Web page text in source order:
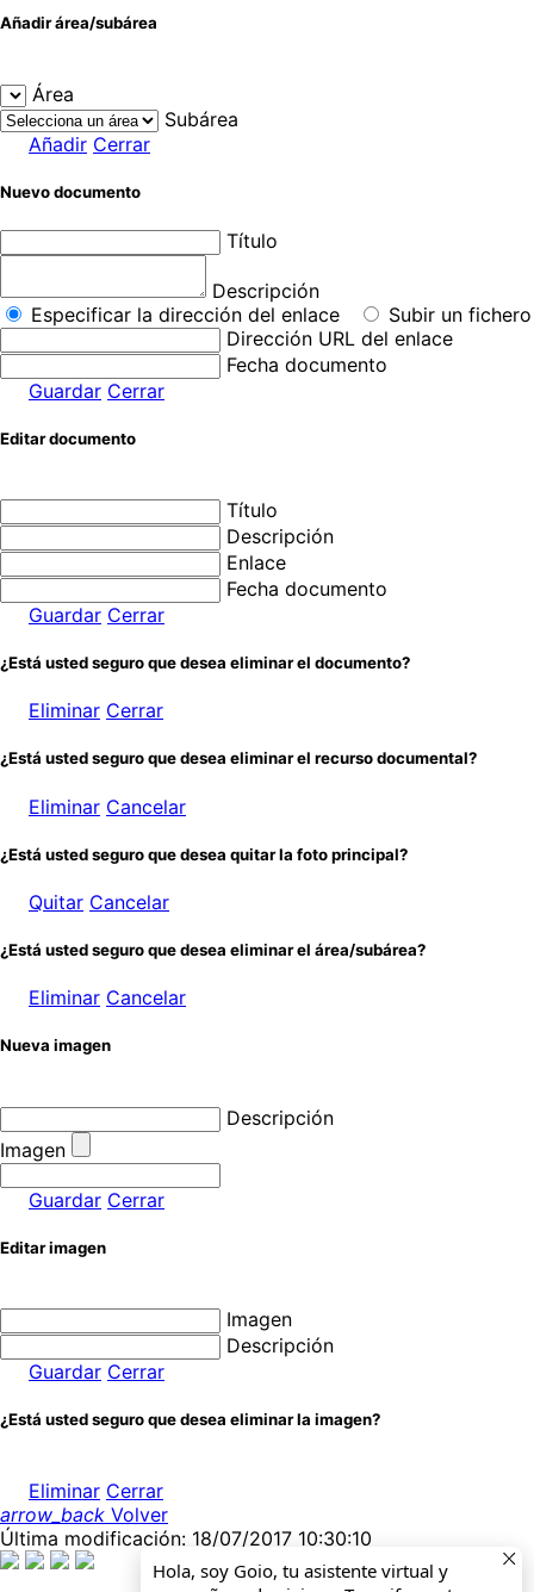
Hola, soy Goio, tu asistente virtual y
Añadir área/subárea
Área
Subárea
Añadir Cerrar
Nuevo documento
Título
Descripción
Especificar la dirección del enlace
Subir un fichero
Dirección URL del enlace
Fecha documento
Guardar Cerrar
Editar documento
Título
Descripción
Enlace
Fecha documento
Guardar Cerrar
¿Está usted seguro que desea eliminar el documento?
Eliminar Cerrar
¿Está usted seguro que desea eliminar el recurso documental?
Eliminar Cancelar
¿Está usted seguro que desea quitar la foto principal?
Quitar Cancelar
¿Está usted seguro que desea eliminar el área/subárea?
Eliminar Cancelar
Nueva imagen
Descripción
Imagen
Guardar Cerrar
Editar imagen
Imagen
Descripción
Guardar Cerrar
¿Está usted seguro que desea eliminar la imagen?
Eliminar Cerrar
arrow_back Volver
Última modificación: 18/07/2017 10:30:10